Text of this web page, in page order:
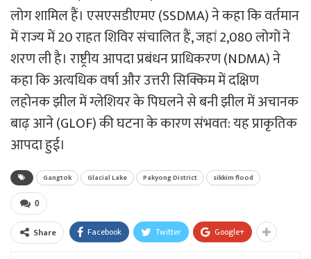
लोग शामिल हैं। एसएसडीएमए (SSDMA)ने कहा कि वर्तमान
में राज्य में 20 राहत शिविर संचालित हैं, जहां 2,080 लोगों ने
शरण ली है। राष्ट्रीय आपदा प्रबंधन प्राधिकरण (NDMA) ने
कहा कि अत्यधिक वर्षा और उत्तरी सिक्किम में दक्षिण
लहोनक झील में ग्लेशियर के पिघलने से बनी झील में अचानक
बाढ़ आने (GLOF) की घटना के कारण संभवत: यह प्राकृतिक
आपदा हुई।
Gangtok Glacial Lake Pakyong District sikkim flood
0
Share Facebook Twitter Google+